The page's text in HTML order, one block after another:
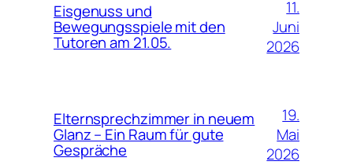
Eisgenuss und
Bewegungsspiele mit den
Tutoren am 21.05.
11.
Juni
2026
Elternsprechzimmer in neuem
Glanz – Ein Raum für gute
Gespräche
19.
Mai
2026